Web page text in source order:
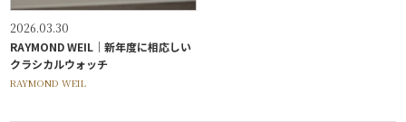
2026.03.30
RAYMOND WEIL｜新年度に相応しい
クラシカルウォッチ
RAYMOND WEIL